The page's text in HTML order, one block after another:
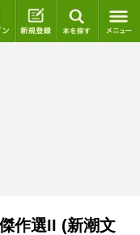
ログイン 新規登録
作選II (新潮文